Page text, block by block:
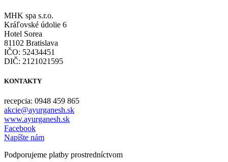
MHK spa s.r.o.
Kráľovské údolie 6
Hotel Sorea
81102 Bratislava
IČO: 52434451
DIČ: 2121021595
KONTAKTY
recepcia: 0948 459 865
akcie@ayurganesh.sk
www.ayurganesh.sk
Facebook
Napíšte nám
Podporujeme platby prostredníctvom